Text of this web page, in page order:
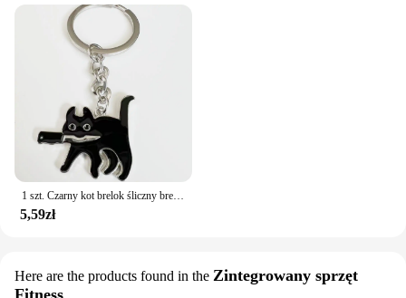
1 szt. Czarny kot brelok śliczny brelok Kawaii
5,59zł
Here are the products found in the Zintegrowany sprzęt